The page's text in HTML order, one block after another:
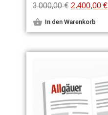
3.000,00€ 2.400,00€
In den Warenkorb